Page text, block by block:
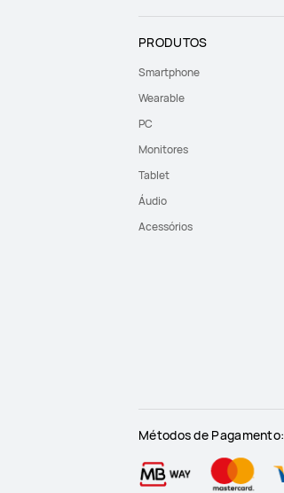
PRODUTOS
Smartphone
Wearable
PC
Monitores
Tablet
Áudio
Acessórios
Métodos de Pagamento: